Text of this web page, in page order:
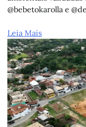
@bebetokarolla e
Leia Mais